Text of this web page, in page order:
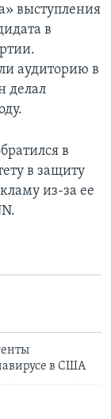
выступления
в
аудиторию в
делал
в
в защиту
из-за ее
в США